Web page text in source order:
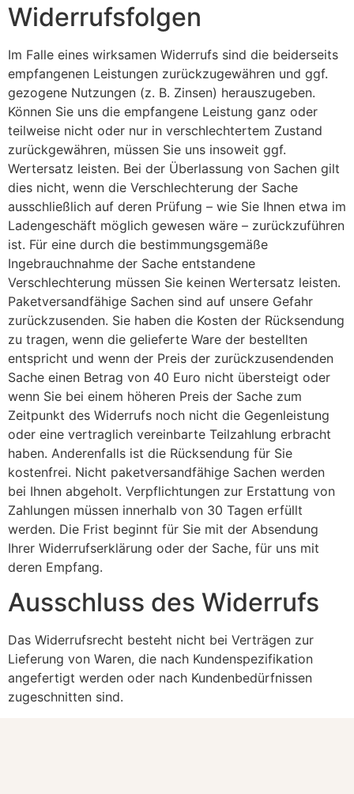
Widerrufsfolgen
Im Falle eines wirksamen Widerrufs sind die beiderseits
empfangenen Leistungen zurückzugewähren und ggf.
gezogene Nutzungen (z. B. Zinsen) herauszugeben.
Können Sie uns die empfangene Leistung ganz oder
teilweise nicht oder nur in verschlechtertem Zustand
zurückgewähren, müssen Sie uns insoweit ggf.
Wertersatz leisten. Bei der Überlassung von Sachen gilt
dies nicht, wenn die Verschlechterung der Sache
ausschließlich auf deren Prüfung – wie Sie Ihnen etwa im
Ladengeschäft möglich gewesen wäre – zurückzuführen
ist. Für eine durch die bestimmungsgemäße
Ingebrauchnahme der Sache entstandene
Verschlechterung müssen Sie keinen Wertersatz leisten.
Paketversandfähige Sachen sind auf unsere Gefahr
zurückzusenden. Sie haben die Kosten der Rücksendung
zu tragen, wenn die gelieferte Ware der bestellten
entspricht und wenn der Preis der zurückzusendenden
Sache einen Betrag von 40 Euro nicht übersteigt oder
wenn Sie bei einem höheren Preis der Sache zum
Zeitpunkt des Widerrufs noch nicht die Gegenleistung
oder eine vertraglich vereinbarte Teilzahlung erbracht
haben. Anderenfalls ist die Rücksendung für Sie
kostenfrei. Nicht paketversandfähige Sachen werden
bei Ihnen abgeholt. Verpflichtungen zur Erstattung von
Zahlungen müssen innerhalb von 30 Tagen erfüllt
werden. Die Frist beginnt für Sie mit der Absendung
Ihrer Widerrufserklärung oder der Sache, für uns mit
deren Empfang.
Ausschluss des Widerrufs
Das Widerrufsrecht besteht nicht bei Verträgen zur
Lieferung von Waren, die nach Kundenspezifikation
angefertigt werden oder nach Kundenbedürfnissen
zugeschnitten sind.